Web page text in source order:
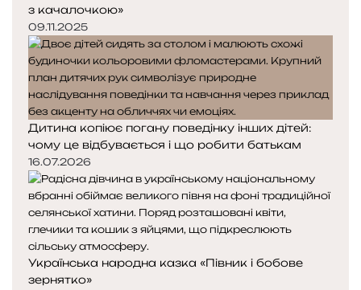
з качалочкою»
09.11.2025
Дитина копіює погану поведінку інших дітей:
чому це відбувається і що робити батькам
16.07.2026
Українська народна казка «Півник і бобове
зернятко»